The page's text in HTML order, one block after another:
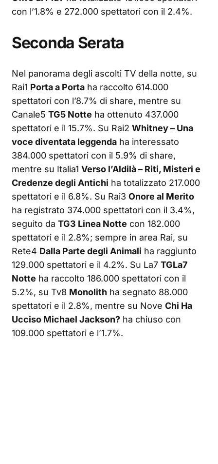
con l’1.8% e 272.000 spettatori con il 2.4%.
Seconda Serata
Nel panorama degli ascolti TV della notte, su
Rai1 Porta a Porta ha raccolto 614.000
spettatori con l’8.7% di share, mentre su
Canale5 TG5 Notte ha ottenuto 437.000
spettatori e il 15.7%. Su Rai2 Whitney – Una
voce diventata leggenda ha interessato
384.000 spettatori con il 5.9% di share,
mentre su Italia1 Verso l’Aldilà – Riti, Misteri e
Credenze degli Antichi ha totalizzato 217.000
spettatori e il 6.8%. Su Rai3 Onore al Merito
ha registrato 374.000 spettatori con il 3.4%,
seguito da TG3 Linea Notte con 182.000
spettatori e il 2.8%; sempre in area Rai, su
Rete4 Dalla Parte degli Animali ha raggiunto
129.000 spettatori e il 4.2%. Su La7 TGLa7
Notte ha raccolto 186.000 spettatori con il
5.2%, su Tv8 Monolith ha segnato 88.000
spettatori e il 2.8%, mentre su Nove Chi Ha
Ucciso Michael Jackson? ha chiuso con
109.000 spettatori e l’1.7%.